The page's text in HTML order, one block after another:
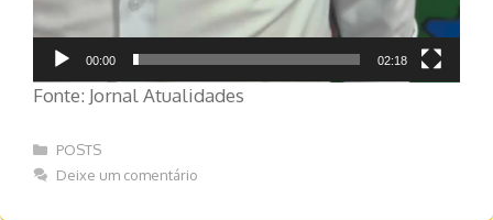
00:00 02:18
Fonte: Jornal Atualidades
Categorias
POSTS
Deixe um comentário